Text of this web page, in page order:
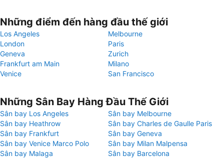
Những điểm đến hàng đầu thế giới
Los Angeles
Melbourne
London
Paris
Geneva
Zurich
Frankfurt am Main
Milano
Venice
San Francisco
Những Sân Bay Hàng Đầu Thế Giới
Sân bay Los Angeles
Sân bay Melbourne
Sân bay Heathrow
Sân bay Charles de Gaulle Paris
Sân bay Frankfurt
Sân bay Geneva
Sân bay Venice Marco Polo
Sân bay Milan Malpensa
Sân bay Malaga
Sân bay Barcelona